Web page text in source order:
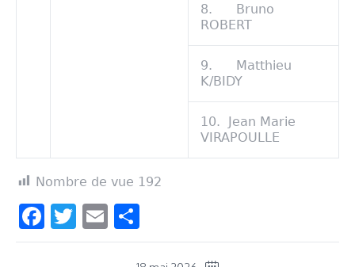
8. Bruno
ROBERT
9. Matthieu
K/BIDY
10. Jean Marie
VIRAPOULLE
Nombre de vue 192
Facebook
Twitter
Email